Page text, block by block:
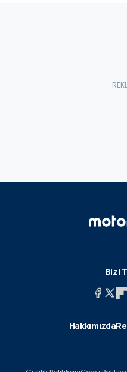
Bizi
Hakkımızda